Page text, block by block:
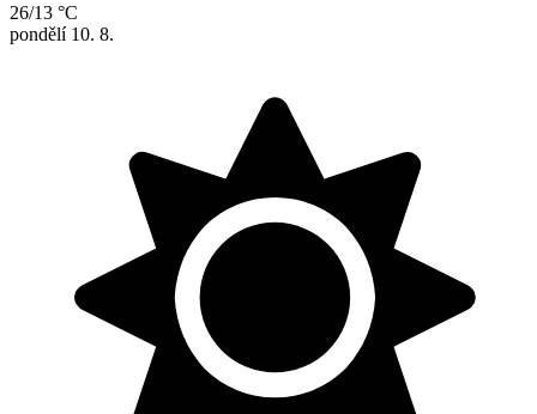
26/13 °C
pondělí 10. 8.